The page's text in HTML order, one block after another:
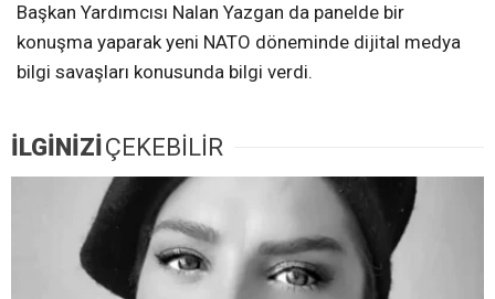
Başkan Yardımcısı Nalan Yazgan da panelde bir
konuşma yaparak yeni NATO döneminde dijital medya
bilgi savaşları konusunda bilgi verdi.
İLGİNİZİÇEKEBİLİR